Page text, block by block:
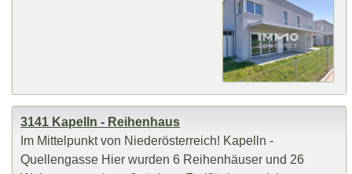
3141 Kapelln - Reihenhaus
Im Mittelpunkt von Niederösterreich! Kapelln -
Quellengasse Hier wurden 6 Reihenhäuser und 26